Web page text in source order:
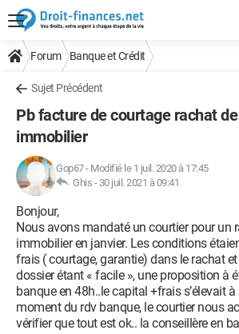
Forum Banque et Crédit
Sujet Précédent
Pb facture de courtage rachat
immobilier
Gop67- Modifié le 1 juil. 2020 à 17:45
Ghis - 30 juil. 2021 à 09:41
Bonjour,
Nous avons mandaté un courtier pour un
immobilier en janvier. Les conditions
frais ( courtage, garantie) dans le rachat
dossier étant « facile », une proposition à
banque en 48h..le capital +frais s’élevait
moment du rdv banque, le courtier nous
vérifier que tout est ok.. la conseillère en